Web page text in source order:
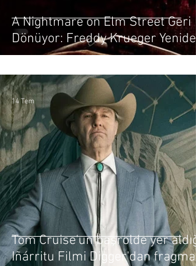
A Nightmare on Elm Street Geri
Dönüyor: Freddy Krueger Yeniden
Sinemada
Tom Cruise'un başrolde yer aldığı
Iñárritu Filmi Digger'dan fragman
14 Tem